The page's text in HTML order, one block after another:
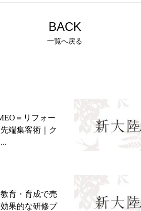
BACK
一覧へ戻る
＝リフォー
端集客術｜ク
育・育成で売
効果的な研修プ